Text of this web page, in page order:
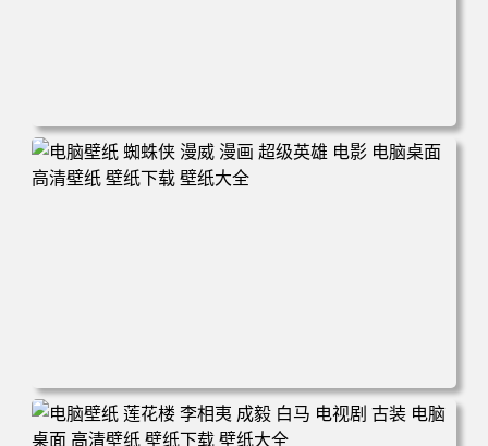
电脑壁纸 爱情公寓5 电视剧 搞笑 喜剧 英明 张伟 律师 电脑
桌面 高清壁纸 壁纸下载 壁纸大全
电脑壁纸 蜘蛛侠 漫威 漫画 超级英雄 电影 电脑桌面 高清壁
纸 壁纸下载 壁纸大全